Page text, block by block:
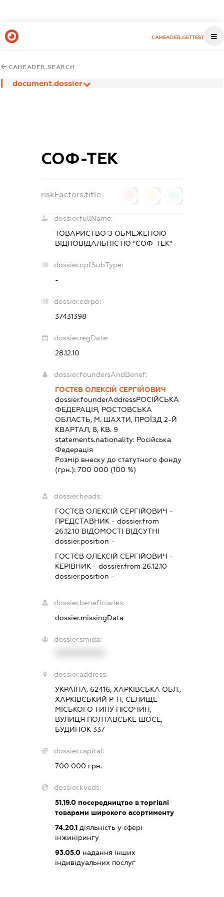
CAHEADER.GETTEST
CAHEADER.SEARCH
document.dossier
СОФ-ТЕК
riskFactors.title
dossier.fullName:
ТОВАРИСТВО З ОБМЕЖЕНОЮ
ВІДПОВІДАЛЬНІСТЮ "СОФ-ТЕК"
dossier.opfSubType:
-
dossier.edrpo:
37431398
dossier.regDate:
28.12.10
dossier.foundersAndBenef:
ГОСТЄВ ОЛЕКСІЙ СЕРГІЙОВИЧ
dossier.founderAddressРОСІЙСЬКА
ФЕДЕРАЦІЯ, РОСТОВСЬКА
ОБЛАСТЬ, М. ШАХТИ, ПРОЇЗД 2-Й
КВАРТАЛ, 8, КВ. 9
statements.nationality: Російська
Федерація
Розмір внеску до статутного фонду
(грн.): 700 000 (100 %)
dossier.heads:
ГОСТЄВ ОЛЕКСІЙ СЕРГІЙОВИЧ -
ПРЕДСТАВНИК - dossier.from
26.12.10 ВІДОМОСТІ ВІДСУТНІ
dossier.position -
ГОСТЄВ ОЛЕКСІЙ СЕРГІЙОВИЧ -
КЕРІВНИК - dossier.from 26.12.10
dossier.position -
dossier.beneficiaries:
dossier.missingData
dossier.smida:
dossier.address:
УКРАЇНА, 62416, ХАРКІВСЬКА ОБЛ.,
ХАРКІВСЬКИЙ Р-Н, СЕЛИЩЕ
МІСЬКОГО ТИПУ ПІСОЧИН,
ВУЛИЦЯ ПОЛТАВСЬКЕ ШОСЕ,
БУДИНОК 337
dossier.capital:
700 000 грн.
dossier.kveds:
51.19.0посередництво в торгівлі
товарами широкого асортименту
74.20.1діяльність у сфері
інжинірингу
93.05.0надання інших
індивідуальних послуг